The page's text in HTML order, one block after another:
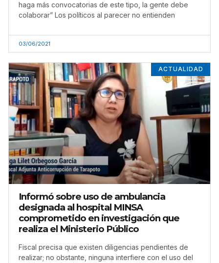
haga más convocatorias de este tipo, la gente debe
colaborar” Los políticos al parecer no entienden
03/06/2021
ACTUALIDAD
Informó sobre uso de ambulancia
designada al hospital MINSA
comprometido en investigación que
realiza el Ministerio Público
Fiscal precisa que existen diligencias pendientes de
realizar; no obstante, ninguna interfiere con el uso del